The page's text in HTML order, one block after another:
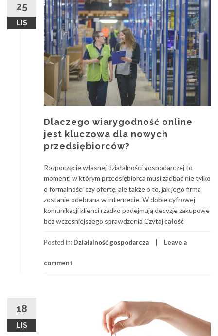
25
LIS
Dlaczego wiarygodność online
jest kluczowa dla nowych
przedsiębiorców?
Rozpoczęcie własnej działalności gospodarczej to
moment, w którym przedsiębiorca musi zadbać nie tylko
o formalności czy ofertę, ale także o to, jak jego firma
zostanie odebrana w internecie. W dobie cyfrowej
komunikacji klienci rzadko podejmują decyzje zakupowe
bez wcześniejszego sprawdzenia Czytaj całość
Posted in: Działalność gospodarcza Leave a
comment
18
LIS